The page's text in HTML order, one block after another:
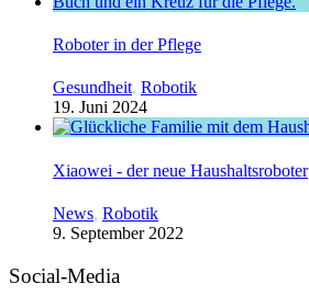
Roboter in der Pflege
Gesundheit, Robotik
19. Juni 2024
Xiaowei - der neue Haushaltsroboter
News, Robotik
9. September 2022
Social-Media